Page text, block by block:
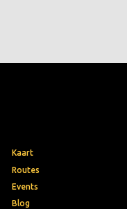
Kaart
Routes
Events
Blog